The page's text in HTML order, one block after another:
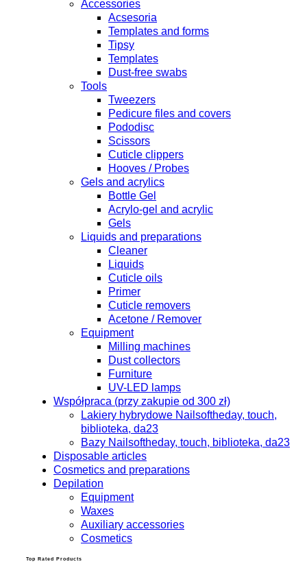
Accessories
Acsesoria
Templates and forms
Tipsy
Templates
Dust-free swabs
Tools
Tweezers
Pedicure files and covers
Pododisc
Scissors
Cuticle clippers
Hooves / Probes
Gels and acrylics
Bottle Gel
Acrylo-gel and acrylic
Gels
Liquids and preparations
Cleaner
Liquids
Cuticle oils
Primer
Cuticle removers
Acetone / Remover
Equipment
Milling machines
Dust collectors
Furniture
UV-LED lamps
Współpraca (przy zakupie od 300 zł)
Lakiery hybrydowe Nailsoftheday, touch,
biblioteka, da23
Bazy Nailsoftheday, touch, biblioteka, da23
Disposable articles
Cosmetics and preparations
Depilation
Equipment
Waxes
Auxiliary accessories
Cosmetics
Top Rated Products